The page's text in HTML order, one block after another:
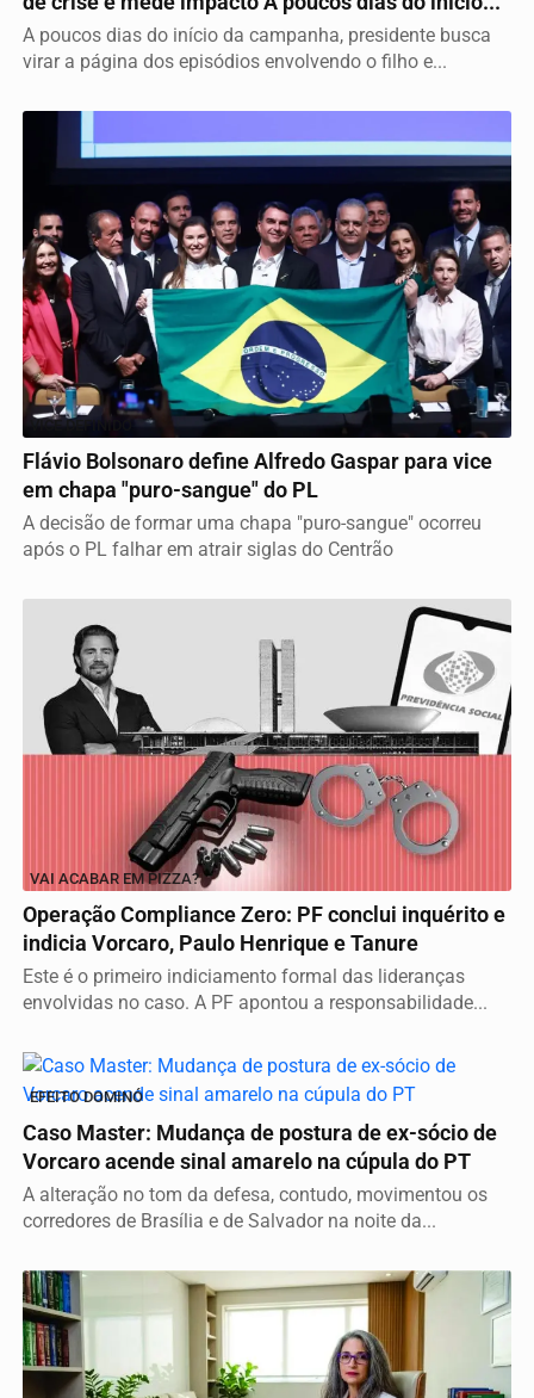
A poucos dias do início da campanha, presidente busca
virar a página dos episódios envolvendo o filho e...
VICE DEFINIDO
Flávio Bolsonaro define Alfredo Gaspar para vice
em chapa "puro-sangue" do PL
A decisão de formar uma chapa "puro-sangue" ocorreu
após o PL falhar em atrair siglas do Centrão
VAI ACABAR EM PIZZA?
Operação Compliance Zero: PF conclui inquérito e
indicia Vorcaro, Paulo Henrique e Tanure
Este é o primeiro indiciamento formal das lideranças
envolvidas no caso. A PF apontou a responsabilidade...
EFEITO DOMINÓ
Caso Master: Mudança de postura de ex-sócio de
Vorcaro acende sinal amarelo na cúpula do PT
A alteração no tom da defesa, contudo, movimentou os
corredores de Brasília e de Salvador na noite da...